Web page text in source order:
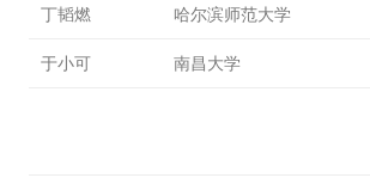
丁韬燃 哈尔滨师范大学
于小可 南昌大学